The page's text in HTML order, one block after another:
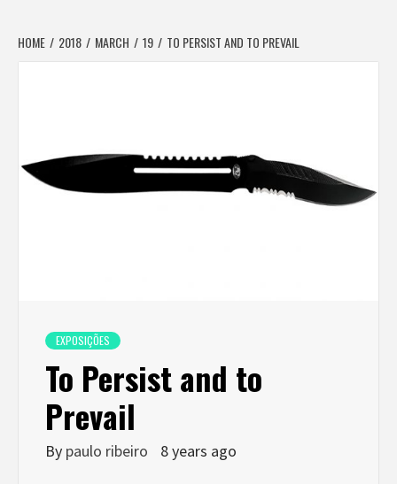
HOME 2018 MARCH 19 TO PERSIST AND TO PREVAIL
EXPOSIÇÕES
To Persist and to
Prevail
By paulo ribeiro 8 years ago